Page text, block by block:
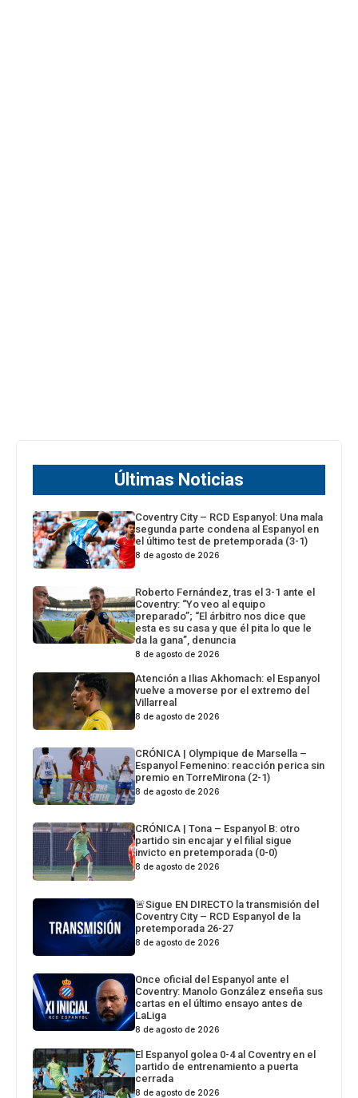
Últimas Noticias
Coventry City – RCD Espanyol: Una mala
segunda parte condena al Espanyol en
el último test de pretemporada (3-1)
8 de agosto de 2026
Roberto Fernández, tras el 3-1 ante el
Coventry: “Yo veo al equipo
preparado”; “El árbitro nos dice que
esta es su casa y que él pita lo que le
da la gana”, denuncia
8 de agosto de 2026
Atención a Ilias Akhomach: el Espanyol
vuelve a moverse por el extremo del
Villarreal
8 de agosto de 2026
CRÓNICA | Olympique de Marsella –
Espanyol Femenino: reacción perica sin
premio en TorreMirona (2-1)
8 de agosto de 2026
CRÓNICA | Tona – Espanyol B: otro
partido sin encajar y el filial sigue
invicto en pretemporada (0-0)
8 de agosto de 2026
🚨Sigue EN DIRECTO la transmisión del
Coventry City – RCD Espanyol de la
pretemporada 26-27
8 de agosto de 2026
Once oficial del Espanyol ante el
Coventry: Manolo González enseña sus
cartas en el último ensayo antes de
LaLiga
8 de agosto de 2026
El Espanyol golea 0-4 al Coventry en el
partido de entrenamiento a puerta
cerrada
8 de agosto de 2026